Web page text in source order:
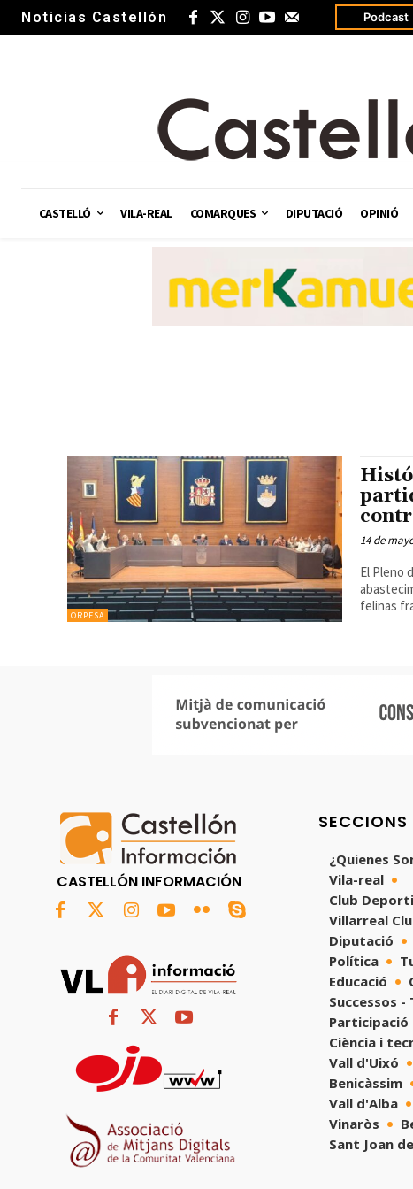
Noticias Castellón Podcast
CASTELLÓ VILA-REAL COMARQUES DIPUTACIÓ OPINIÓ
ORPESA
14 de
El Pleno
felinas
CASTELLÓN INFORMACIÓN
SECCIONS
¿Quienes
Vila-real
Club
Villarreal
Diputació
Política
Educació
Successos -
Participació
Ciència i
Vall d'Uixó
Benicàssim
Vall d'Alba
Vinaròs
Sant Joan